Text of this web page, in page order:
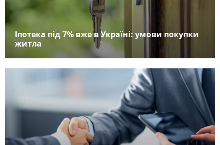
Іпотека під 7% вже в Україні: умови покупки
житла